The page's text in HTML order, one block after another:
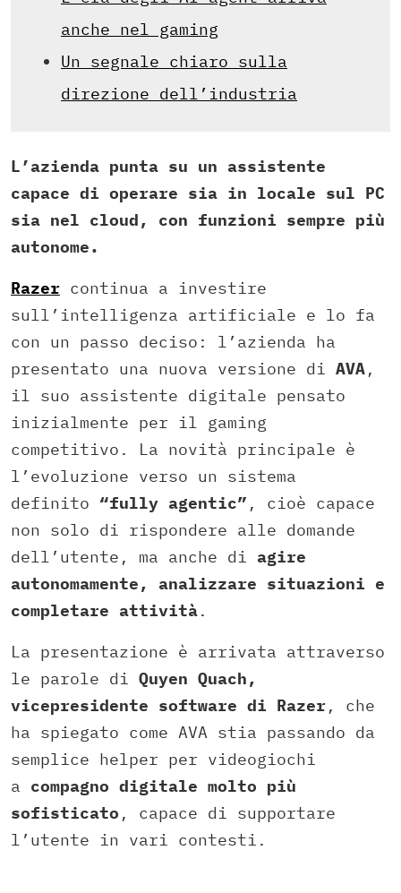
anche nel gaming
Un segnale chiaro sulla
direzione dell’industria
L’azienda punta su un assistente
capace di operare sia in locale sul PC
sia nel cloud, con funzioni sempre più
autonome.
Razer continua a investire
sull’intelligenza artificiale e lo fa
con un passo deciso: l’azienda ha
presentato una nuova versione di AVA,
il suo assistente digitale pensato
inizialmente per il gaming
competitivo. La novità principale è
l’evoluzione verso un sistema
definito “fully agentic” , cioè capace
non solo di rispondere alle domande
dell’utente, ma anche di agire
autonomamente, analizzare situazioni e
completare attività.
La presentazione è arrivata attraverso
le parole di Quyen Quach,
vicepresidente software di Razer , che
ha spiegato come AVA stia passando da
semplice helper per videogiochi
a compagno digitale molto più
sofisticato , capace di supportare
l’utente in vari contesti.